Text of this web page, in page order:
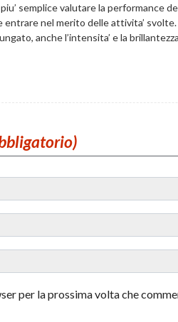
semplice valutare la performance
nel merito delle attivita’
anche l’intensita’ e la
per la prossima volta che